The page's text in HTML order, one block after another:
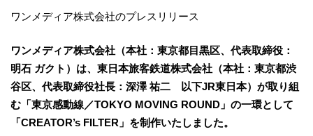
ワンメディア株式会社のプレスリリース
ワンメディア株式会社（本社：東京都目黒区、代表取締役：
明石 ガクト）は、東日本旅客鉄道株式会社（本社：東京都渋
谷区、代表取締役社長：深澤 祐二 以下JR東日本）が取り組
む「東京感動線／TOKYO MOVING ROUND」の一環として
「CREATOR’s FILTER」を制作いたしました。